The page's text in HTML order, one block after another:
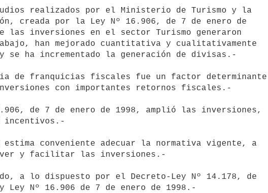
realizados por el Ministerio de Turismo y la
creada por la Ley Nº 16.906, de 7 de enero de
las inversiones en el sector Turismo generaron
han mejorado cuantitativa y cualitativamente
ha incrementado la generación de divisas.-
de franquicias fiscales fue un factor determinante
con importantes retornos fiscales.-
de 7 de enero de 1998, amplió las inversiones,
incentivos.-
se estima conveniente adecuar la normativa vigente, a
y facilitar las inversiones.-
a lo dispuesto por el Decreto-Ley Nº 14.178, de
Ley Nº 16.906 de 7 de enero de 1998.-